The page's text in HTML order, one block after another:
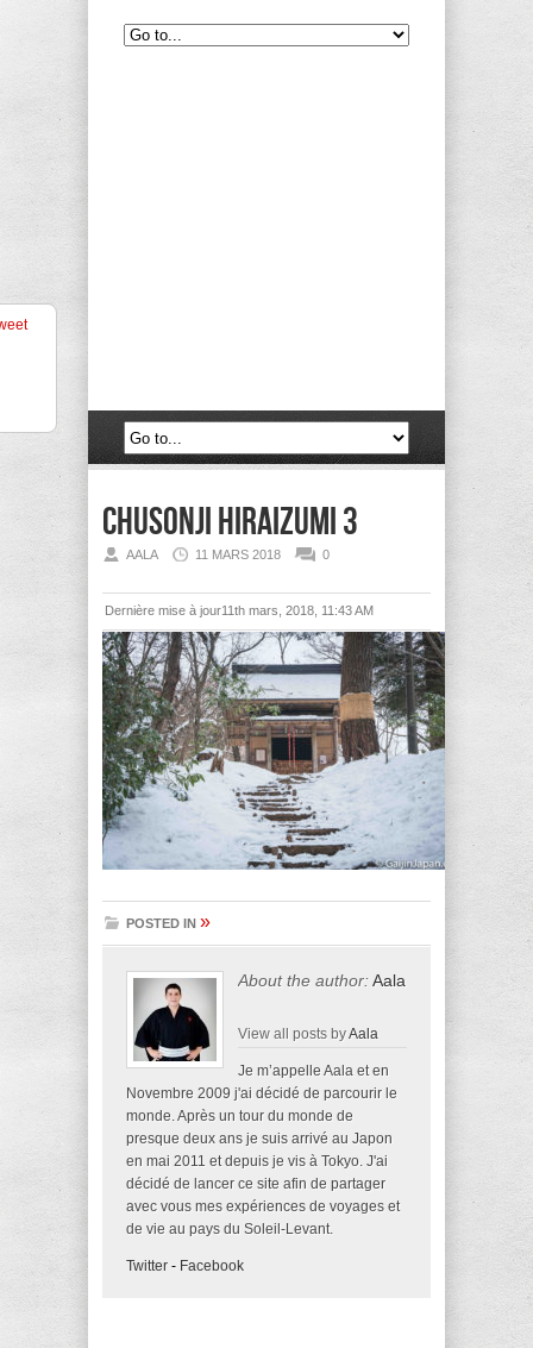
Chusonji Hiraizumi 3
AALA 11 MARS 2018 0
Dernière mise à jour11th mars, 2018, 11:43 AM
POSTED IN »
About the author:Aala
View all posts byAala
Je m’appelle Aala et en
Novembre 2009 j'ai décidé de parcourir le
monde. Après un tour du monde de
presque deux ans je suis arrivé au Japon
en mai 2011 et depuis je vis à Tokyo. J'ai
décidé de lancer ce site afin de partager
avec vous mes expériences de voyages et
de vie au pays du Soleil-Levant.
Twitter - Facebook